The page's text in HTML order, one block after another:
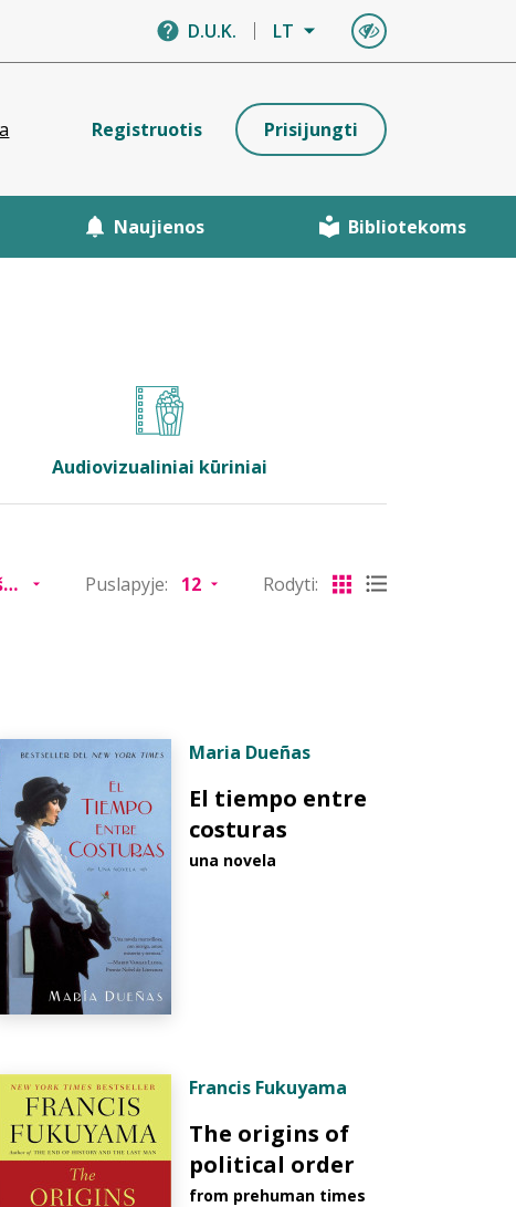
D.U.K. LT
Registruotis Prisijungti
Naujienos Bibliotekoms
Audiovizualiniai kūriniai
Puslapyje: Rodyti:
Maria Dueñas
El tiempo entre
costuras
una novela
Francis Fukuyama
The origins of
political order
from prehuman times